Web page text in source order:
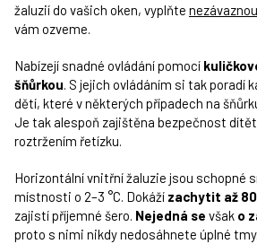
žaluzií do vašich oken, vyplňte
vám ozveme.
Nabízejí snadné ovládání pomocí
šňůrkou. S jejich ovládáním si tak poradí
dětí, které v některých případech na
Je tak alespoň zajištěna bezpečnost
roztržením řetízku.
Horizontální vnitřní žaluzie jsou schopné
místnosti o 2–3 °C. Dokáží zachytit až
zajistí příjemné šero. Nejedná se však o
proto s nimi nikdy nedosáhnete úplné